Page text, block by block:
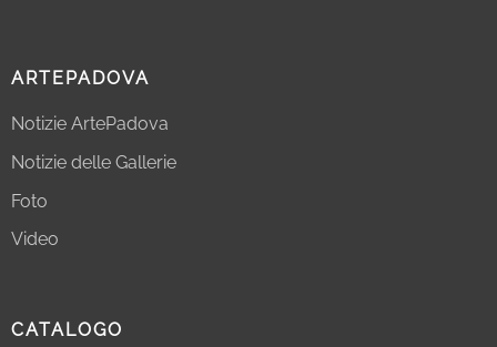
ARTEPADOVA
Notizie ArtePadova
Notizie delle Gallerie
Foto
Video
CATALOGO